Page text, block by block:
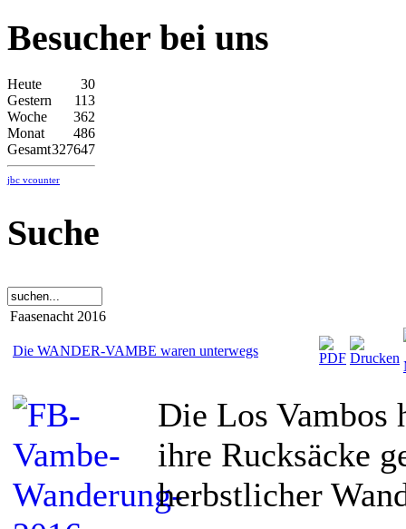
Besucher bei uns
Heute
30
Gestern
113
Woche
362
Monat
486
Gesamt327647
jbc vcounter
Suche
Faasenacht 2016
Die WANDER-VAMBE waren unterwegs
Die Los Vambos
ihre Rucksäcke
herbstlicher